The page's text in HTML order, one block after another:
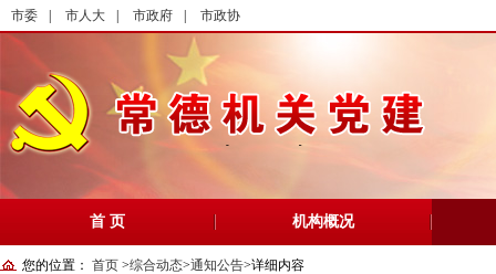
市委 市人大 市政府 市政协
首 页 机构概况
您的位置： 首页 >综合动态>通知公告>详细内容